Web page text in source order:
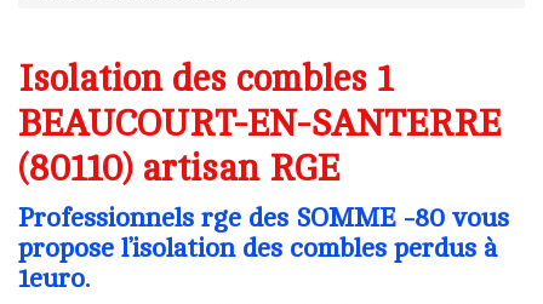
Isolation des combles 1
BEAUCOURT-EN-SANTERRE
(80110) artisan RGE
Professionnels rge des SOMME -80 vous
propose l’isolation des combles perdus à
1euro.